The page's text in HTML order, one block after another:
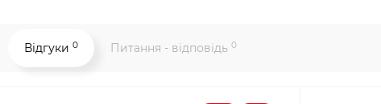
Відгуки 0 Питання - відповідь 0